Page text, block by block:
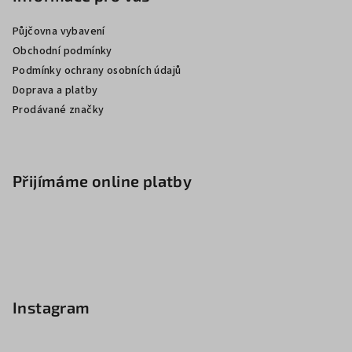
Půjčovna vybavení
Obchodní podmínky
Podmínky ochrany osobních údajů
Doprava a platby
Prodávané značky
Přijímáme online platby
Instagram